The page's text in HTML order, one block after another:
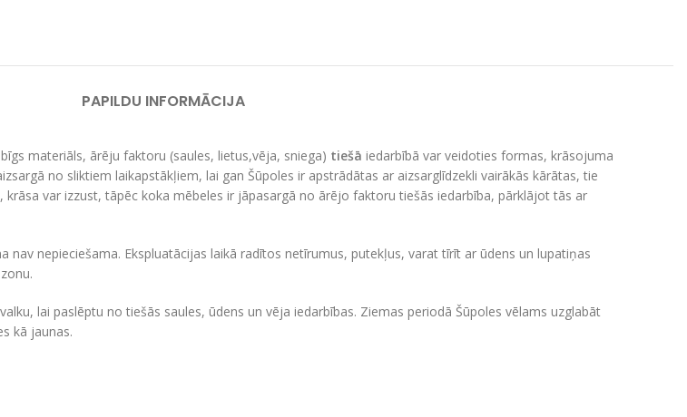
PAPILDU INFORMĀCIJA
materiāls, ārēju faktoru (saules, lietus,vēja, sniega) tiešā iedarbībā var veidoties formas, krāsojuma
no sliktiem laikapstākļiem, lai gan Šūpoles ir apstrādātas ar aizsarglīdzekli vairākās kārātas, tie
var izzust, tāpēc koka mēbeles ir jāpasargā no ārējo faktoru tiešās iedarbība, pārklājot tās ar
nav nepieciešama. Ekspluatācijas laikā radītos netīrumus, putekļus, varat tīrīt ar ūdens un lupatiņas
lai paslēptu no tiešās saules, ūdens un vēja iedarbības. Ziemas periodā Šūpoles vēlams uzglabāt
kā jaunas.